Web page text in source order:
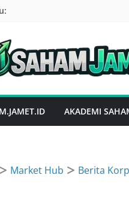
AKADEMI
Market Hub Berita